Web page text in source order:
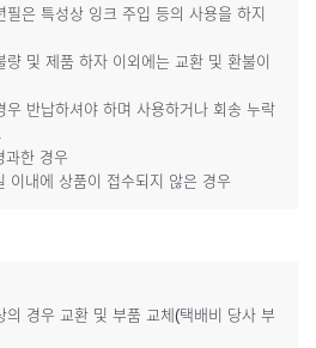
은 특성상 잉크 주입 등의 사용을 하지
및 제품 하자 이외에는 교환 및 환불이
반납하셔야 하며 사용하거나 회송 누락
과한 경우
이내에 상품이 접수되지 않은 경우
경우 교환 및 부품 교체(택배비 당사 부